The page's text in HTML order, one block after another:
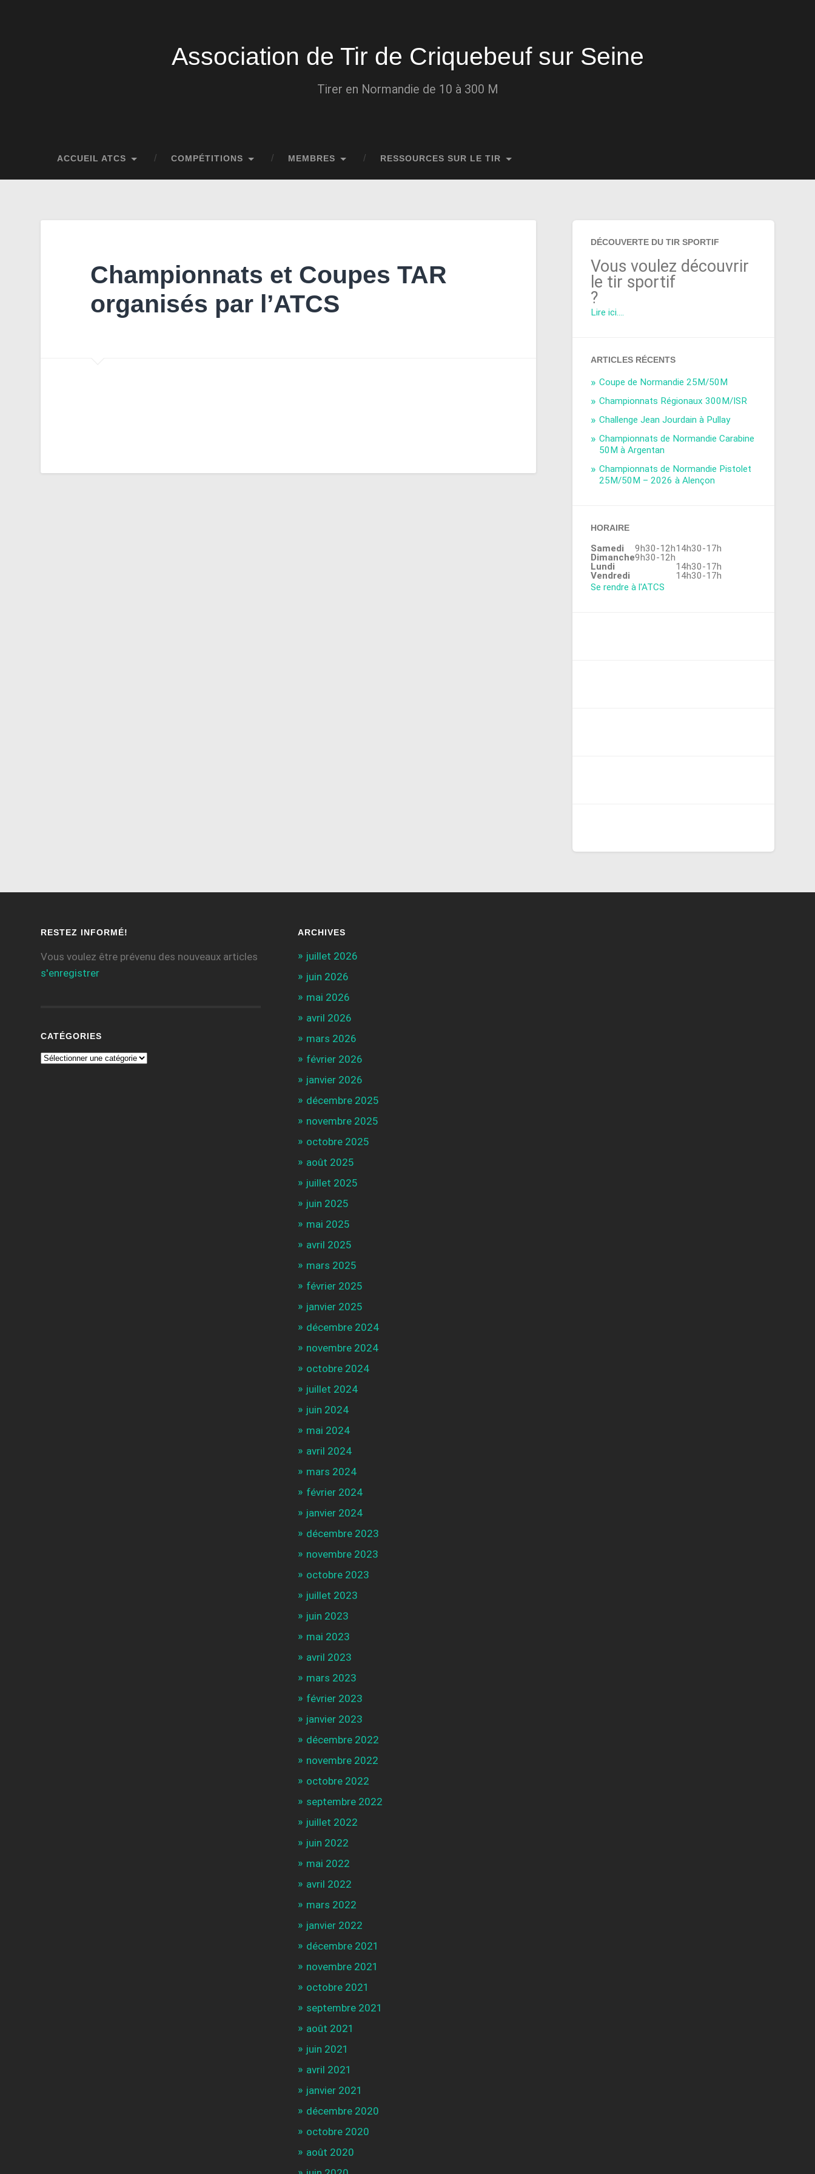
Association de Tir de Criquebeuf sur Seine
Tirer en Normandie de 10 à 300 M
ACCUEIL ATCS COMPÉTITIONS MEMBRES RESSOURCES SUR LE TIR
Championnats et Coupes TAR
organisés par l’ATCS
DÉCOUVERTE DU TIR SPORTIF
Vous voulez découvrir
le tir sportif
?
Lire ici....
ARTICLES RÉCENTS
Coupe de Normandie 25M/50M
Championnats Régionaux 300M/ISR
Challenge Jean Jourdain à Pullay
Championnats de Normandie Carabine
50M à Argentan
Championnats de Normandie Pistolet
25M/50M – 2026 à Alençon
HORAIRE
Samedi 9h30-12h14h30-17h
Dimanche9h30-12h
Lundi
14h30-17h
Vendredi
14h30-17h
Se rendre à l'ATCS
RESTEZ INFORMÉ!
Vous voulez être prévenu des nouveaux articles
s'enregistrer
CATÉGORIES
ARCHIVES
juillet 2026
juin 2026
mai 2026
avril 2026
mars 2026
février 2026
janvier 2026
décembre 2025
novembre 2025
octobre 2025
août 2025
juillet 2025
juin 2025
mai 2025
avril 2025
mars 2025
février 2025
janvier 2025
décembre 2024
novembre 2024
octobre 2024
juillet 2024
juin 2024
mai 2024
avril 2024
mars 2024
février 2024
janvier 2024
décembre 2023
novembre 2023
octobre 2023
juillet 2023
juin 2023
mai 2023
avril 2023
mars 2023
février 2023
janvier 2023
décembre 2022
novembre 2022
octobre 2022
septembre 2022
juillet 2022
juin 2022
mai 2022
avril 2022
mars 2022
janvier 2022
décembre 2021
novembre 2021
octobre 2021
septembre 2021
août 2021
juin 2021
avril 2021
janvier 2021
décembre 2020
octobre 2020
août 2020